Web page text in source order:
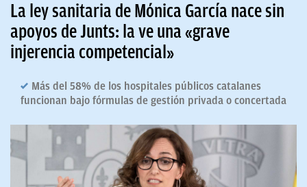
La ley sanitaria de Mónica García nace sin
apoyos de Junts: la ve una «grave
injerencia competencial»
Más del 58% de los hospitales públicos catalanes
funcionan bajo fórmulas de gestión privada o concertada